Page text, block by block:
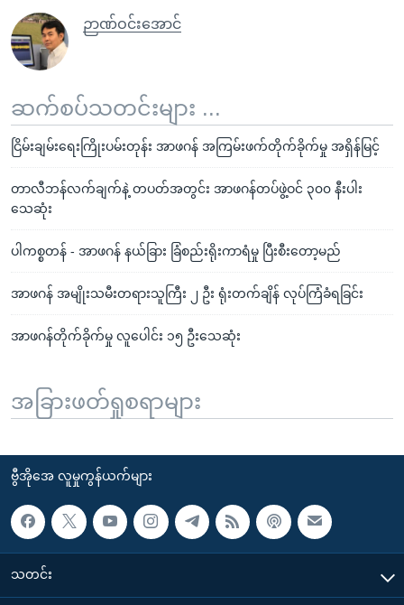
ဉာဏ်ဝင်းအောင်
ဆက်စပ်သတင်းများ ...
ငြိမ်းချမ်းရေးကြိုးပမ်းတုန်း အာဖဂန် အကြမ်းဖက်တိုက်ခိုက်မှု အရှိန်မြင့်
တာလီဘန်လက်ချက်နဲ့ တပတ်အတွင်း အာဖဂန်တပ်ဖွဲ့ဝင် ၃၀၀ နီးပါး
သေဆုံး
ပါကစ္စတန် - အာဖဂန် နယ်ခြား ခြံစည်းရိုးကာရံမှု ပြီးစီးတော့မည်
အာဖဂန် အမျိုးသမီးတရားသူကြီး ၂ ဦး ရုံးတက်ချိန် လုပ်ကြံခံရခြင်း
အာဖဂန်တိုက်ခိုက်မှု လူပေါင်း ၁၅ ဦးသေဆုံး
အခြားဖတ်ရှုစရာများ
ဗွီအိုအေ လူမှုကွန်ယက်များ
သတင်း